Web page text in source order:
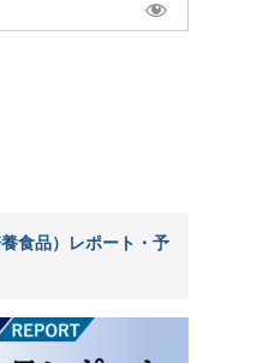
食品）レポート・予